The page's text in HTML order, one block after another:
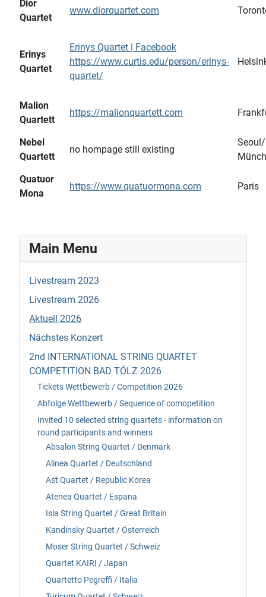
Dior
Quartet
www.diorquartet.com
Erinys
Quartet
Erinys Quartet | Facebook
https://www.curtis.edu/person/erinys-
quartet/
Malion
Quartett
https://malionquartett.com
Nebel
Quartett
no hompage still existing
Seoul/
Quatuor
Mona
https://www.quatuormona.com Paris
Main Menu
Livestream 2023
Livestream 2026
Aktuell 2026
Nächstes Konzert
2nd INTERNATIONAL STRING QUARTET
COMPETITION BAD TÖLZ 2026
Tickets Wettbewerb / Competition 2026
Abfolge Wettbewerb / Sequence of comopetition
Invited 10 selected string quartets - information on
round participants and winners
Absalon String Quartet / Denmark
Alinea Quartet / Deutschland
Ast Quartet / Republic Korea
Atenea Quartet / Espana
Isla String Quartet / Great Britain
Kandinsky Quartet / Österreich
Moser String Quartet / Schweiz
Quartet KAIRI / Japan
Quartetto Pegreffi / Italia